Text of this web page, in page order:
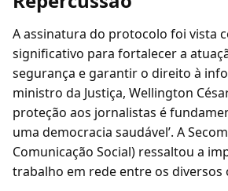
A assinatura do protocolo foi vista
significativo para fortalecer a
segurança e garantir o direito à
ministro da Justiça, Wellington
proteção aos jornalistas é
uma democracia saudável’. A
Comunicação Social) ressaltou a
trabalho em rede entre os diversos